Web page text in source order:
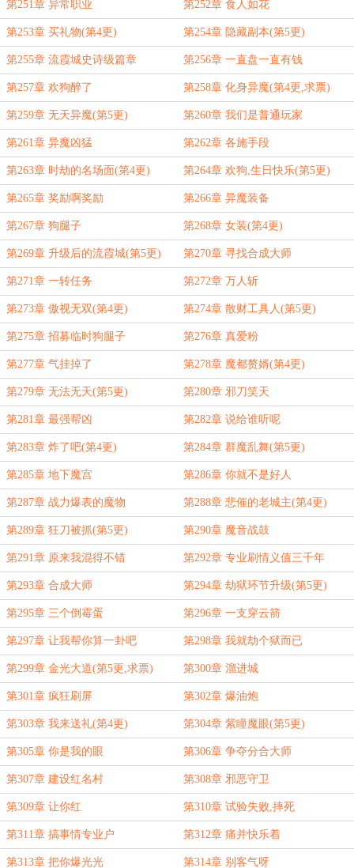
第251章 异常职业 第252章 食人如花
第253章 买礼物(第4更) 第254章 隐藏副本(第5更)
第255章 流霞城史诗级篇章 第256章 一直盘一直有钱
第257章 欢狗醉了 第258章 化身异魔(第4更,求票)
第259章 无天异魔(第5更) 第260章 我们是普通玩家
第261章 异魔凶猛 第262章 各施手段
第263章 时劫的名场面(第4更) 第264章 欢狗,生日快乐(第5更)
第265章 奖励啊奖励 第266章 异魔装备
第267章 狗腿子 第268章 女装(第4更)
第269章 升级后的流霞城(第5更) 第270章 寻找合成大师
第271章 一转任务 第272章 万人斩
第273章 傲视无双(第4更) 第274章 散财工具人(第5更)
第275章 招募临时狗腿子 第276章 真爱粉
第277章 气挂掉了 第278章 魔都赘婿(第4更)
第279章 无法无天(第5更) 第280章 邪刀笑天
第281章 最强帮凶 第282章 说给谁听呢
第283章 炸了吧(第4更) 第284章 群魔乱舞(第5更)
第285章 地下魔宫 第286章 你就不是好人
第287章 战力爆表的魔物 第288章 悲催的老城主(第4更)
第289章 狂刀被抓(第5更) 第290章 魔音战鼓
第291章 原来我混得不错 第292章 专业刷情义值三千年
第293章 合成大师 第294章 劫狱环节升级(第5更)
第295章 三个倒霉蛋 第296章 一支穿云箭
第297章 让我帮你算一卦吧 第298章 我就劫个狱而已
第299章 金光大道(第5更,求票) 第300章 溜进城
第301章 疯狂刷屏 第302章 爆油炮
第303章 我来送礼(第4更) 第304章 紫瞳魔眼(第5更)
第305章 你是我的眼 第306章 争夺分合大师
第307章 建设红名村 第308章 邪恶守卫
第309章 让你红 第310章 试验失败,摔死
第311章 搞事情专业户 第312章 痛并快乐着
第313章 把你爆光光 第314章 别客气呀